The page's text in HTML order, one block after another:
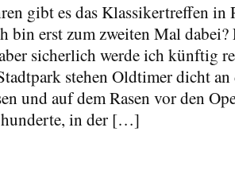
gibt es das Klassikertreffen in
bin erst zum zweiten Mal
sicherlich werde ich künftig
stehen Oldtimer dicht
und auf dem Rasen vor den
hunderte, in der […]